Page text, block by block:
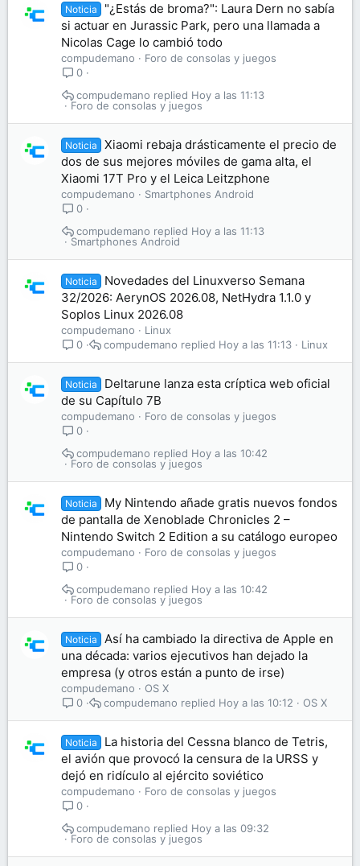
Noticia
"¿Estás de broma?": Laura Dern no sabía
si actuar en Jurassic Park, pero una llamada a
Nicolas Cage lo cambió todo
compudemano
Foro de consolas y juegos
0
Foro de consolas y juegos
Hoy a las 11:13
compudemano
Noticia
Xiaomi rebaja drásticamente el precio de
dos de sus mejores móviles de gama alta, el
Xiaomi 17T Pro y el Leica Leitzphone
compudemano
Smartphones Android
0
Smartphones Android
Hoy a las 11:13
compudemano
Noticia
Novedades del Linuxverso Semana
32/2026: AerynOS 2026.08, NetHydra 1.1.0 y
Soplos Linux 2026.08
compudemano
Linux
0
Linux
Hoy a las 11:13
compudemano
Noticia
Deltarune lanza esta críptica web oficial
de su Capítulo 7B
compudemano
Foro de consolas y juegos
0
Foro de consolas y juegos
Hoy a las 10:42
compudemano
Noticia
My Nintendo añade gratis nuevos fondos
de pantalla de Xenoblade Chronicles 2 –
Nintendo Switch 2 Edition a su catálogo europeo
compudemano
Foro de consolas y juegos
0
Foro de consolas y juegos
Hoy a las 10:42
compudemano
Noticia
Así ha cambiado la directiva de Apple en
una década: varios ejecutivos han dejado la
empresa (y otros están a punto de irse)
compudemano
OS X
0
OS X
Hoy a las 10:12
compudemano
Noticia
La historia del Cessna blanco de Tetris,
el avión que provocó la censura de la URSS y
dejó en ridículo al ejército soviético
compudemano
Foro de consolas y juegos
0
Foro de consolas y juegos
Hoy a las 09:32
compudemano